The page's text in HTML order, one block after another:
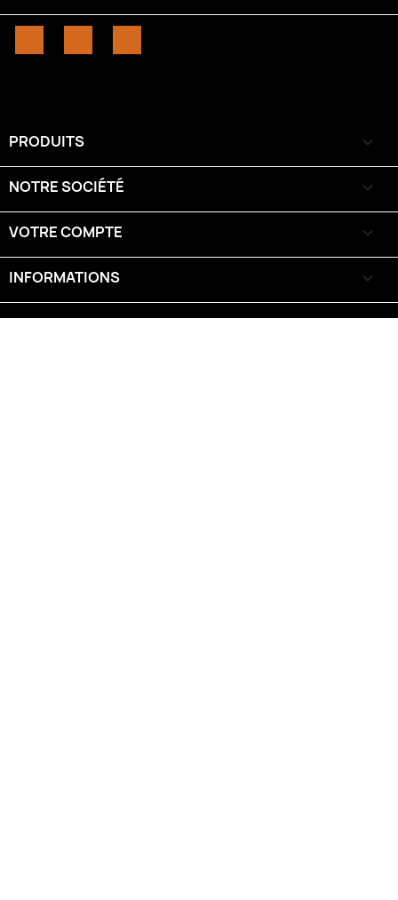
PRODUITS 
NOTRE SOCIÉTÉ 
VOTRE COMPTE 
INFORMATIONS keyboard_arrow_down